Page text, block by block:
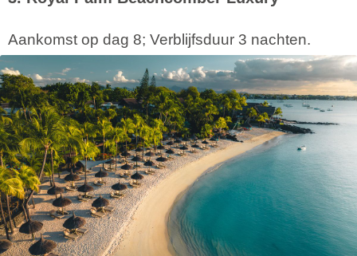
Aankomst op dag 8; Verblijfsduur 3 nachten.